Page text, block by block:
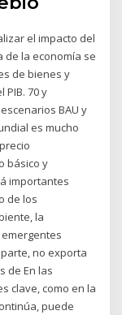
el impacto del
la economía se
de bienes y
70 y
BAU y
es mucho
básico y
importantes
de los
la
parte, no exporta
de En las
clave, como en la
puede